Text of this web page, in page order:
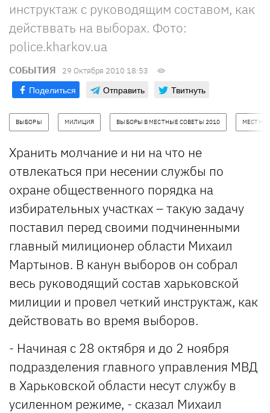
инструктаж с руководящим составом, как
действвать на выборах. Фото:
police.kharkov.ua
СОБЫТИЯ 29 Октября 2010 18:53
Поделиться Отправить Твитнуть
ВЫБОРЫ МИЛИЦИЯ ВЫБОРЫ В МЕСТНЫЕ СОВЕТЫ 2010
Хранить молчание и ни на что не
отвлекаться при несении службы по
охране общественного порядка на
избирательных участках – такую задачу
поставил перед своими подчиненными
главный милиционер области Михаил
Мартынов. В канун выборов он собрал
весь руководящий состав харьковской
милиции и провел четкий инструктаж, как
действовать во время выборов.
- Начиная с 28 октября и до 2 ноября
подразделения главного управления МВД
в Харьковской области несут службу в
усиленном режиме, - сказал Михаил